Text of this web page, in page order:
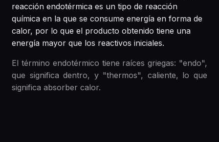
reacción endotérmica es un tipo de reacción
química en la que se consume energía en forma de
calor, por lo que el producto obtenido tiene una
energía mayor que los reactivos iniciales.
El término endotérmico tiene raíces griegas: "endo",
que significa dentro, y "thermos", caliente, lo que
significa absorber calor.